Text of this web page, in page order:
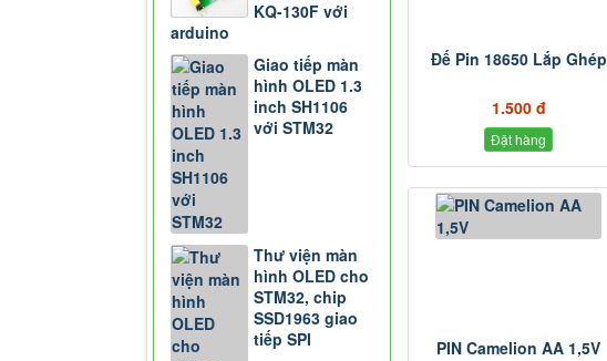
Đế Pin 18650 Lắp Ghép
1.500 đ
Đặt hàng
PIN Camelion AA 1,5V
KQ-130F với
arduino
Giao tiếp màn
hình OLED 1.3
inch SH1106
với STM32
Thư viện màn
hình OLED cho
STM32, chip
SSD1963 giao
tiếp SPI